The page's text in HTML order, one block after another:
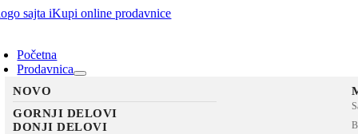
Skip
Početna
Prodavnica
NOVO
GORNJI DELOVI
DONJI DELOVI